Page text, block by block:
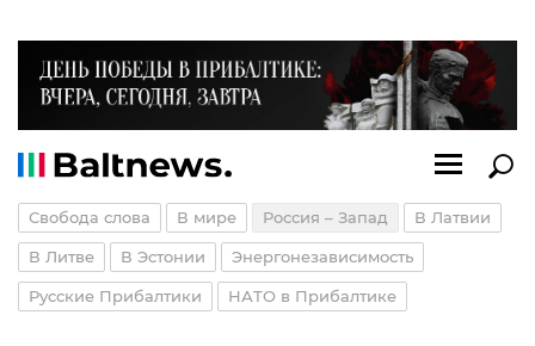
Свобода слова В мире Россия – Запад В Латвии
В Литве В Эстонии Энергонезависимость
Русские Прибалтики НАТО в Прибалтике